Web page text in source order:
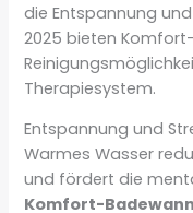
die Entspannung
2025 bieten
Therapiesystem.
Entspannung und
Warmes Wasser
und fördert die
Komfort-